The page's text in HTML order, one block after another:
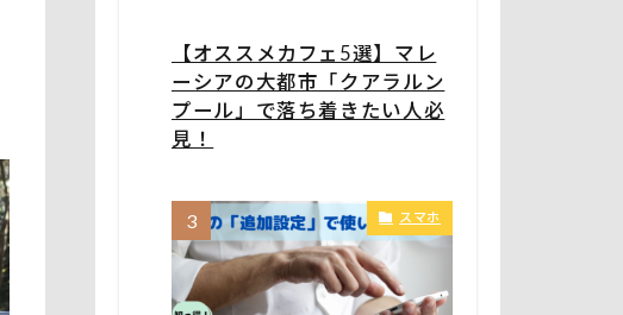
【オススメカフェ5選】マレ
ーシアの大都市「クアラルン
プール」で落ち着きたい人必
見！
スマホ